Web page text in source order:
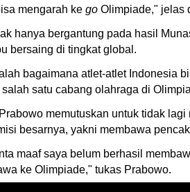
mengarah ke go Olimpiade," jelas
hanya bergantung pada hasil
bersaing di tingkat global.
bagaimana atlet-atlet Indonesia
satu cabang olahraga di
memutuskan untuk tidak
besarnya, yakni membawa
maaf saya belum berhasil
ke Olimpiade," tukas Prabowo.